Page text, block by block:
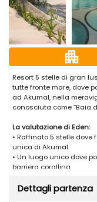
apartment
Resort 5 stelle di gran
tutte fronte mare, dove
ad Akumal, nella
conosciuta come “Baia
La valutazione di Eden:
• Raffinato 5 stelle
unica di Akumal
• Un luogo unico dove
barriera corallina
tutte fronte mare, dove
ad Akumal, nella
Dettagli partenza